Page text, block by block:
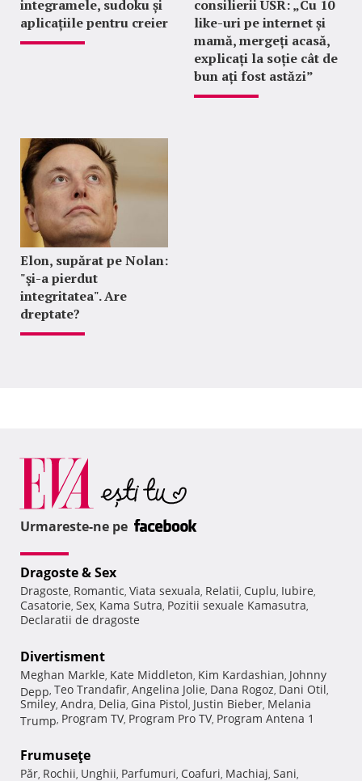
integramele, sudoku și
aplicațiile pentru creier
consilierii USR: „Cu 10
like-uri pe internet și
mamă, mergeți acasă,
explicați la soție cât de
bun ați fost astăzi”
Elon, supărat pe Nolan:
"şi-a pierdut
integritatea". Are
dreptate?
Urmareste-ne pe
Dragoste & Sex
Dragoste, Romantic, Viata sexuala, Relatii, Cuplu, Iubire,
Casatorie, Sex, Kama Sutra, Pozitii sexuale Kamasutra,
Declaratii de dragoste
Divertisment
Meghan Markle, Kate Middleton, Kim Kardashian, Johnny
Depp, Teo Trandafir, Angelina Jolie, Dana Rogoz, Dani Otil,
Smiley, Andra, Delia, Gina Pistol, Justin Bieber, Melania
Trump, Program TV, Program Pro TV, Program Antena 1
Frumuseţe
Păr, Rochii, Unghii, Parfumuri, Coafuri, Machiaj, Sani,